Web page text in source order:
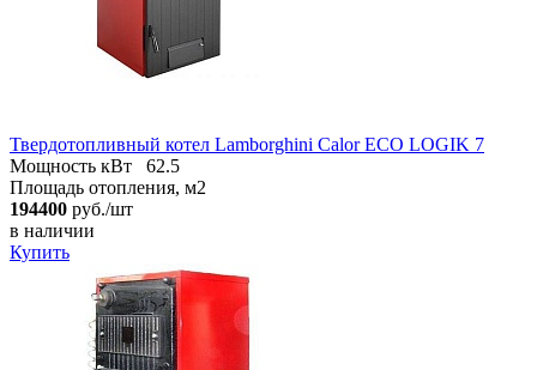
Твердотопливный котел Lamborghini Calor ECO LOGIK 7
Мощность кВт
62.5
Площадь отопления, м2
194400 руб./шт
в наличии
Купить